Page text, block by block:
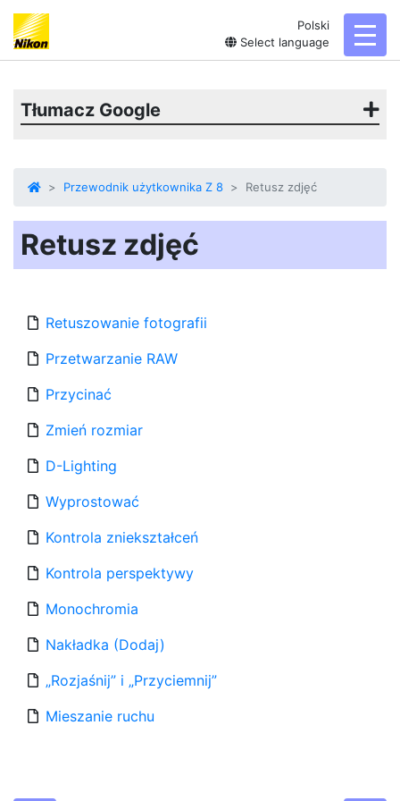
Polski
Select language
Tłumacz Google
Przewodnik użytkownika Z 8 Retusz zdjęć
Retusz zdjęć
Retuszowanie fotografii
Przetwarzanie RAW
Przycinać
Zmień rozmiar
D-Lighting
Wyprostować
Kontrola zniekształceń
Kontrola perspektywy
Monochromia
Nakładka (Dodaj)
„Rozjaśnij” i „Przyciemnij”
Mieszanie ruchu